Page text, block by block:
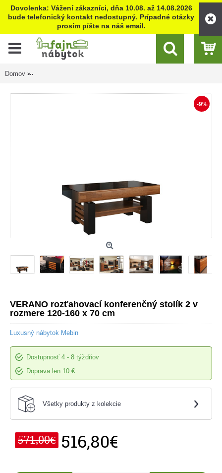
Dovolenka: Vážení zákazníci, dňa 10.08. až 14.08.2026
bude telefonický kontakt nedostupný. Prípadné otázky
prosím píšte na náš email.
Domov
-9%
VERANO rozťahovací konferenčný stolík 2 v
rozmere 120-160 x 70 cm
Luxusný nábytok Mebin
Dostupnosť 4 - 8 týždňov
Doprava len 10 €
Všetky produkty z kolekcie ›
571,00€ 516,80€